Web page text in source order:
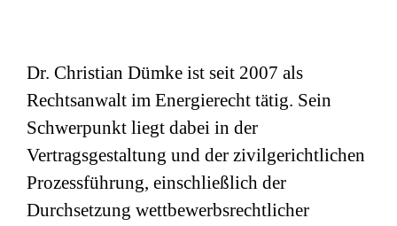
Dr. Christian Dümke ist seit 2007 als
Rechtsanwalt im Energierecht tätig. Sein
Schwerpunkt liegt dabei in der
Vertragsgestaltung und der zivilgerichtlichen
Prozessführung, einschließlich der
Durchsetzung wettbewerbsrechtlicher